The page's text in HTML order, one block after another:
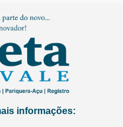
informações: